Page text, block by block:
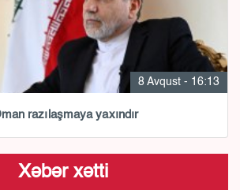
8 Avqust - 16:13
razılaşmaya yaxındır
Xəbər xətti